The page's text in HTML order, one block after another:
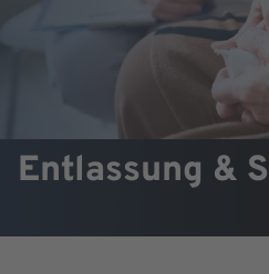
Entlassung &